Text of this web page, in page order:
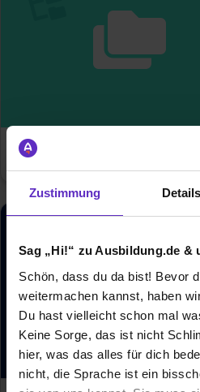
Zustimmung Details
Sag „Hi!“ zu Ausbildung.de &
Schön, dass du da bist! Bevor
weitermachen kannst, haben
Du hast vielleicht schon mal
Keine Sorge, das ist nicht
hier, was das alles für dich
nicht, die Sprache ist ein